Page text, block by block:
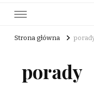
Strona główna
porady